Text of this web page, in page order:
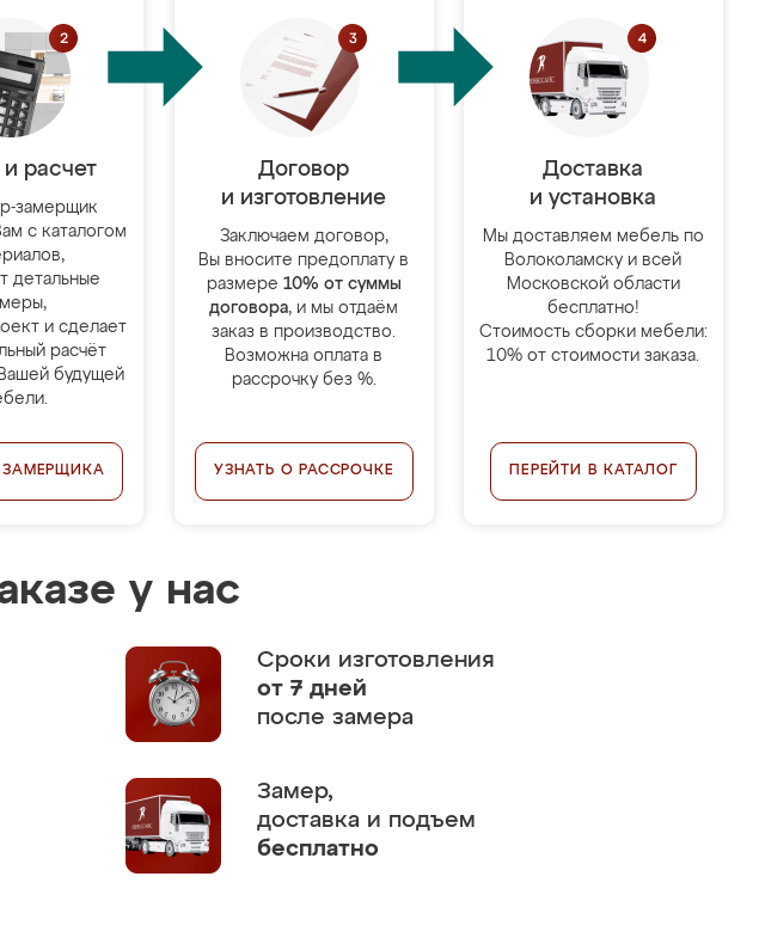
расчет
замерщик
с каталогом
детальные
и сделает
расчёт
будущей
ЗАМЕРЩИКА
Договор
и изготовление
Заключаем договор,
Вы вносите предоплату в
размере 10% от суммы
договора, и мы отдаём
заказ в производство.
Возможна оплата в
рассрочку без %.
УЗНАТЬ О РАССРОЧКЕ
Доставка
и установка
Мы доставляем мебель по
Волоколамску и всей
Московской области
бесплатно!
Стоимость сборки мебели:
10% от стоимости заказа.
ПЕРЕЙТИ В КАТАЛОГ
у нас
Сроки изготовления
от 7 дней
после замера
Замер,
доставка и подъем
бесплатно